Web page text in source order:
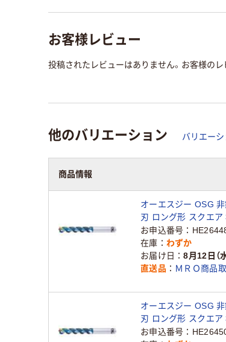
お客様レビュー
投稿されたレビューはありません。お客様の
他のバリエーション バリエー
商品情報
オーエスジー OSG
刃 ロング形 スクエ
10X30 1本（直送品）
お申込番号
在庫
わずか
お届け日
8月12日（水
直送品
ＭＲＯ商品
オーエスジー OSG
刃 ロング形 スクエ
12X36 1本（直送品）
お申込番号